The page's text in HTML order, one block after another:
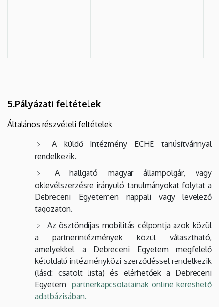
5.Pályázati feltételek
Általános részvételi feltételek
A küldő intézmény ECHE tanúsítvánnyal
rendelkezik.
A hallgató magyar állampolgár, vagy
oklevélszerzésre irányuló tanulmányokat folytat a
Debreceni Egyetemen nappali vagy levelező
tagozaton.
Az ösztöndíjas mobilitás célpontja azok közül
a partnerintézmények közül választható,
amelyekkel a Debreceni Egyetem megfelelő
kétoldalú intézményközi szerződéssel rendelkezik
(lásd: csatolt lista) és elérhetőek a Debreceni
Egyetem partnerkapcsolatainak online kereshető
adatbázisában.